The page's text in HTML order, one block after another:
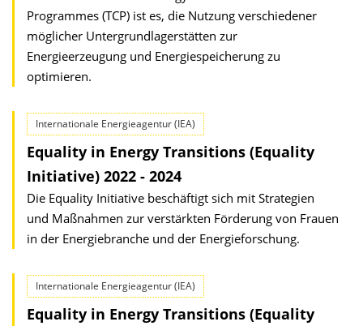
Programmes (TCP) ist es, die Nutzung verschiedener
möglicher Untergrundlagerstätten zur
Energieerzeugung und Energiespeicherung zu
optimieren.
Internationale Energieagentur (IEA)
Equality in Energy Transitions (Equality
Initiative) 2022 - 2024
Die Equality Initiative beschäftigt sich mit Strategien
und Maßnahmen zur verstärkten Förderung von Frauen
in der Energiebranche und der Energieforschung.
Internationale Energieagentur (IEA)
Equality in Energy Transitions (Equality